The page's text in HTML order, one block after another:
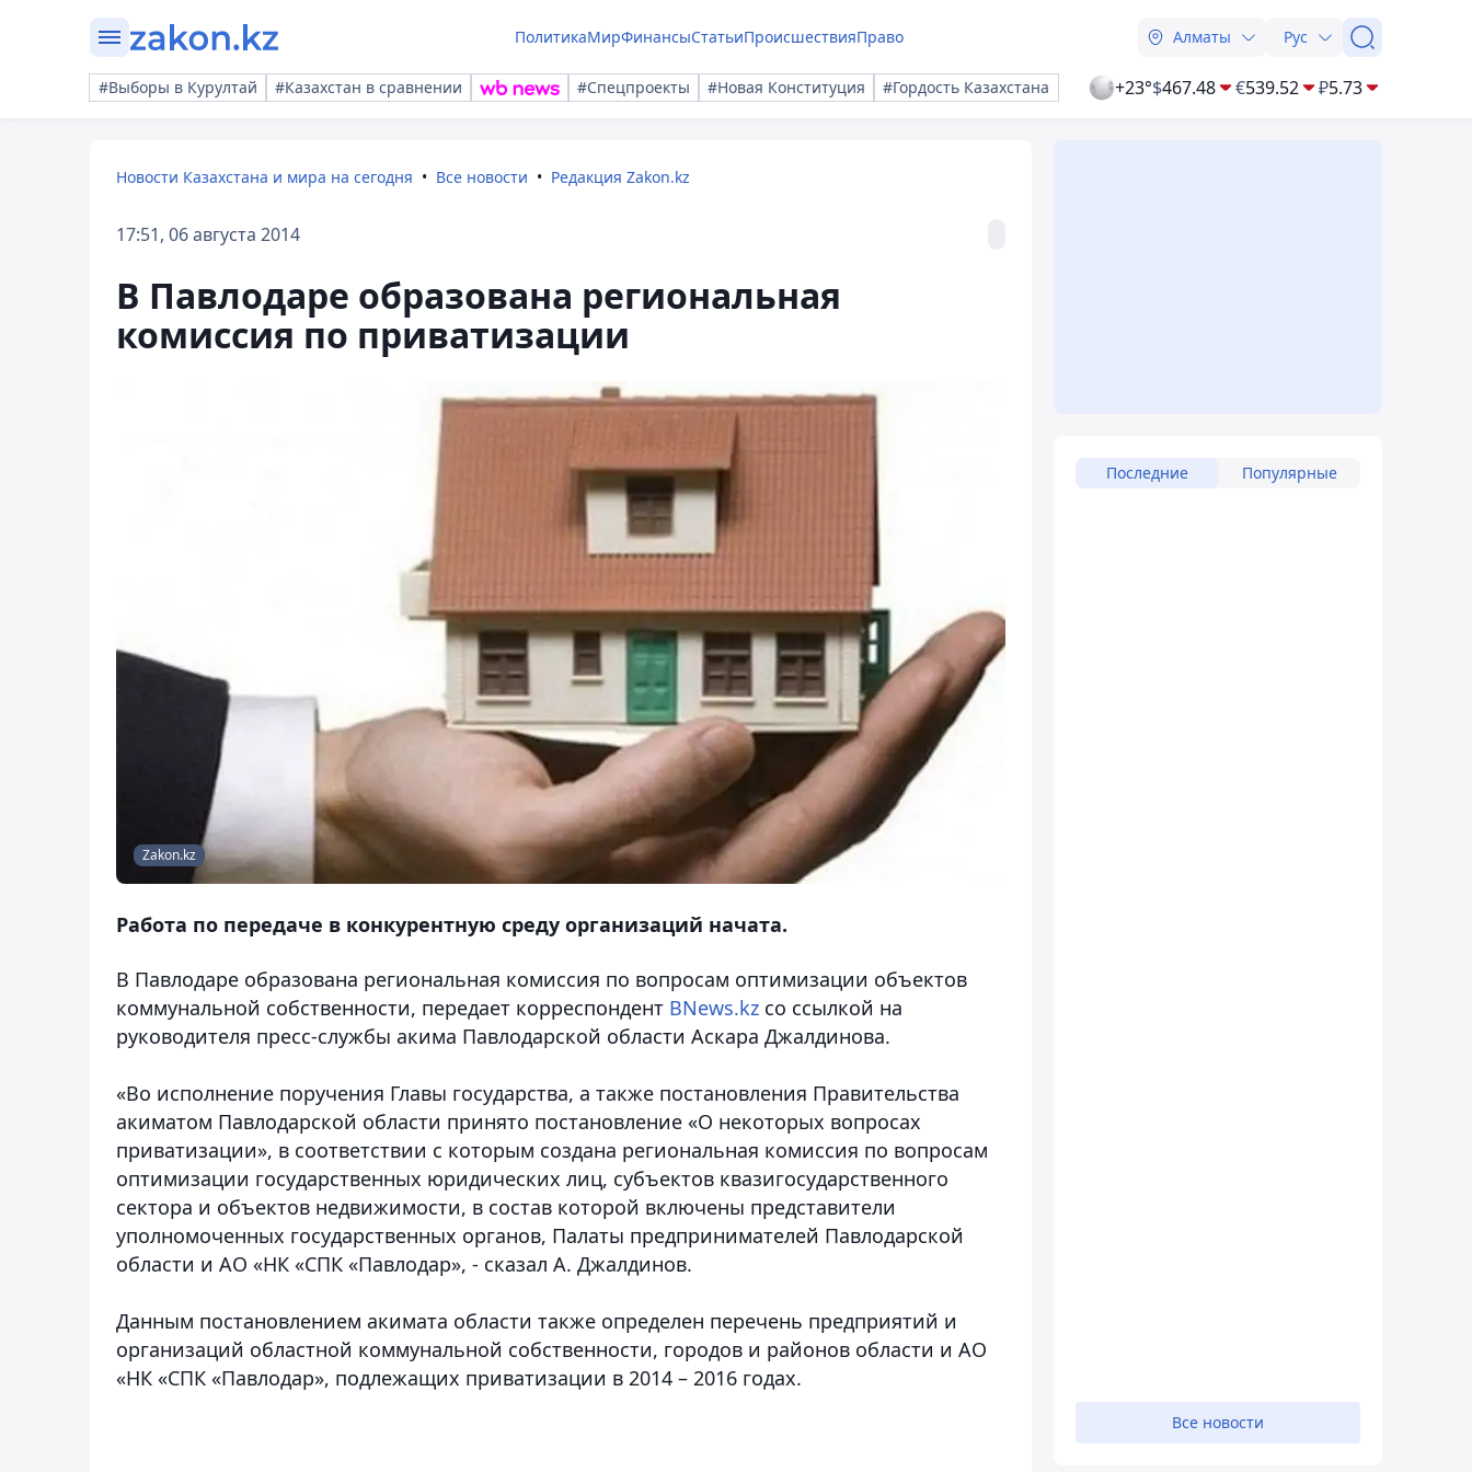
ПолитикаМирФинансыСтатьиПроисшествияПраво Алматы Рус
#Выборы в Курултай #Казахстан в сравнении #Спецпроекты #Новая Конституция #Гордость Казахстана +23°$467.48 €539.52 ₽5.73
Новости Казахстана и мира на сегодня Все новости Редакция Zakon.kz
17:51, 06 августа 2014
В Павлодаре образована региональная
комиссия по приватизации
Zakon.kz
Работа по передаче в конкурентную среду организаций начата.
В Павлодаре образована региональная комиссия по вопросам оптимизации объектов
коммунальной собственности, передает корреспондент BNews.kz со ссылкой на
руководителя пресс-службы акима Павлодарской области Аскара Джалдинова.
«Во исполнение поручения Главы государства, а также постановления Правительства
акиматом Павлодарской области принято постановление «О некоторых вопросах
приватизации», в соответствии с которым создана региональная комиссия по вопросам
оптимизации государственных юридических лиц, субъектов квазигосударственного
сектора и объектов недвижимости, в состав которой включены представители
уполномоченных государственных органов, Палаты предпринимателей Павлодарской
области и АО «НК «СПК «Павлодар», - сказал А. Джалдинов.
Данным постановлением акимата области также определен перечень предприятий и
организаций областной коммунальной собственности, городов и районов области и АО
«НК «СПК «Павлодар», подлежащих приватизации в 2014 – 2016 годах.
Последние Популярные
Все новости